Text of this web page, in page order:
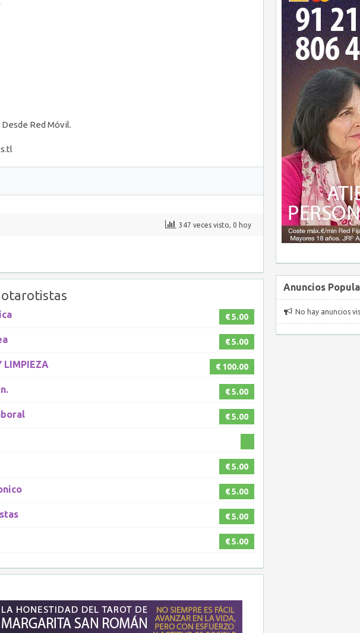
Red Móvil.
347 veces visto, 0 hoy
€ 5.00
€ 5.00
€ 100.00
LIMPIEZA
€ 5.00
€ 5.00
€ 5.00
€ 5.00
€ 5.00
€ 5.00
Anuncios
No hay anuncios